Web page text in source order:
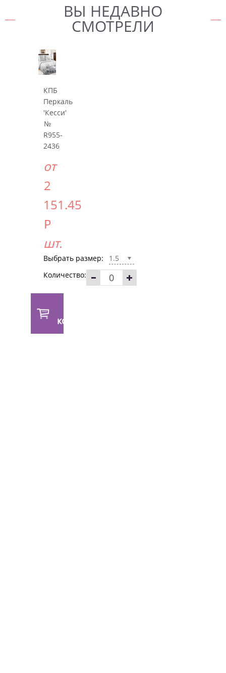
ВЫ НЕДАВНО
СМОТРЕЛИ
КПБ
Перкаль
'Кесси'
№
R955-
2436
от
2
151.45
Р
шт.
Выбрать размер:
1.5
Количество:
корзину